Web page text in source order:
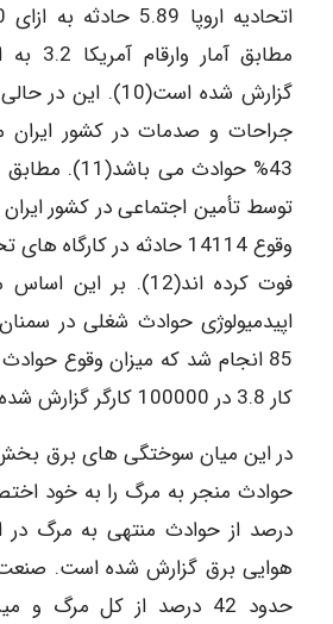
گزارش شده است(10).
جراحات و صدمات در کشور ایران
43% حوادث می­
فوت کرده­ اند(12). بر
85 انجام شد که میزان وقوع
کار 3.8 در 100000 کارگر گزارش شده است (13).
در این میان سوختگی ­های برق
درصد از حوادث منتهی به مرگ
هوایی برق گزارش شده است.
حدود 42 درصد از کل مرگ